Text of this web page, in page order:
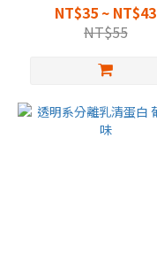
NT$35 ~ NT$43
NT$55